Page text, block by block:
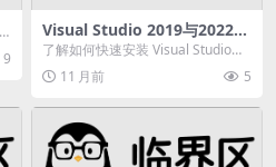
9
Visual Studio 2019与2022安
装指南：如何选择功能及准备
安装？
了解如何快速安装 Visual Studio。
若要减少安装占用空间，请选择首
选...11 月前 5